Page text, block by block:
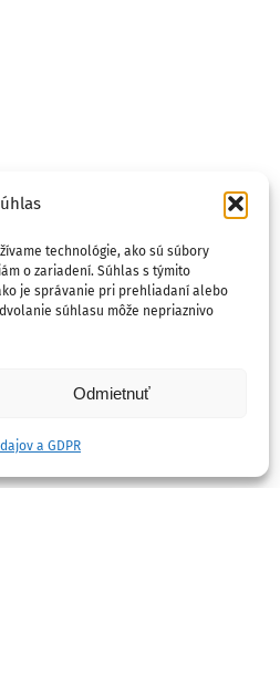
technológie, ako sú súbory
o zariadení. Súhlas s týmito
je správanie pri prehliadaní alebo
súhlasu môže nepriaznivo
Odmietnuť
a GDPR